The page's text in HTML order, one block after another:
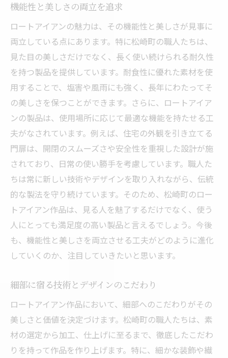
機能性と美しさの両立を追求
ロートアイアンの魅力は、その機能性と美しさが見事に
両立している点にあります。特に松崎町の職人たちは、
見た目の美しさだけでなく、長く使い続けられる耐久性
を持つ製品を提供しています。耐食性に優れた素材を使
用することで、塩害や風雨にも強く、長年にわたってそ
の美しさを保つことができます。さらに、ロートアイア
ンの製品は、使用場所に応じて最適な機能を持たせる工
夫がなされています。例えば、住宅の外観を引き立てる
門扉は、開閉のスムーズさや安全性を重視した設計が施
されており、日常の使い勝手を考慮しています。職人た
ちは常に新しい技術やデザインを取り入れながら、伝統
的な製法を守り続けています。そのため、松崎町のロー
トアイアン作品は、見る人を魅了するだけでなく、使う
人にとっても満足度の高い製品と言えるでしょう。今後
も、機能性と美しさを両立させる工夫がどのように進化
していくのか、注目していきたいと思います。
細部に宿る技術とデザインのこだわり
ロートアイアン作品において、細部へのこだわりがその
美しさと価値を決定づけます。松崎町の職人たちは、素
材の選定から加工、仕上げに至るまで、徹底したこだわ
りを持って作品を作り上げます。特に、細かな装飾や繊